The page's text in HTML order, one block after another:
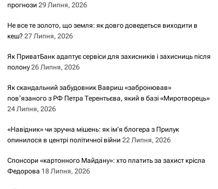
прогнози 29 Липня, 2026
Не все те золото, що земля: як довго доведеться виходити в
кеш? 27 Липня, 2026
Як ПриватБанк адаптує сервіси для захисників і захисниць після
полону26 Липня, 2026
Як скандальний забудовник Вавриш «забронював»
повʼязаного з РФ Петра Терентьєва, який в базі «Миротворець»
24 Липня, 2026
«Навідник» чи зручна мішень: як ім’я блогера з Прилук
опинилося в центрі політичної війни 22 Липня, 2026
Спонсори «картонного Майдану»: хто платить за захист крісла
Федорова 18 Липня, 2026